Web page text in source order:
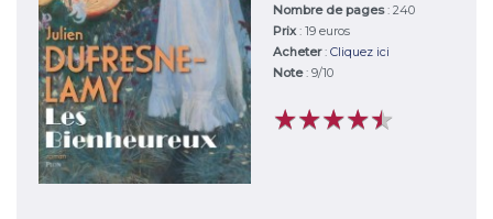
Nombre de pages: 240
Prix: 19 euros
Acheter: Cliquez ici
Note: 9/10
★★★★★
★★★★★